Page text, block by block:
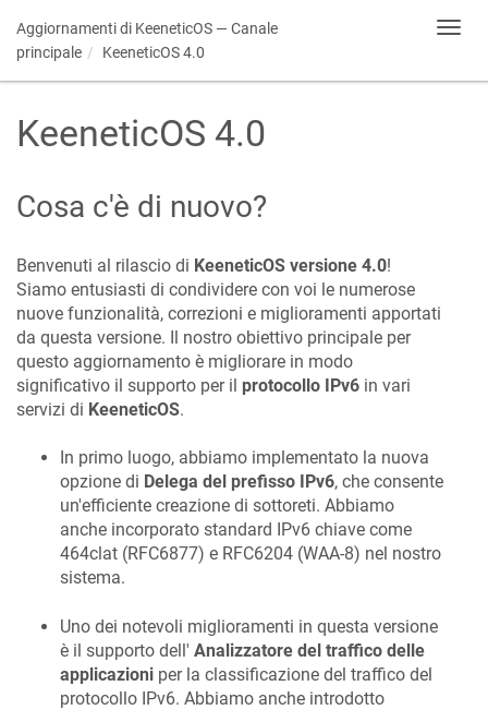
Aggiornamenti di KeeneticOS — Canale
principale
KeeneticOS4.0
KeeneticOS 4.0
Cosa c'è di nuovo?
Benvenuti al rilascio di KeeneticOS versione 4.0!
Siamo entusiasti di condividere con voi le numerose
nuove funzionalità, correzioni e miglioramenti apportati
da questa versione. Il nostro obiettivo principale per
questo aggiornamento è migliorare in modo
significativo il supporto per il protocollo IPv6 in vari
servizi di KeeneticOS.
In primo luogo, abbiamo implementato la nuova
opzione di Delega del prefisso IPv6, che consente
un'efficiente creazione di sottoreti. Abbiamo
anche incorporato standard IPv6 chiave come
464clat (RFC6877) e RFC6204 (WAA-8) nel nostro
sistema.
Uno dei notevoli miglioramenti in questa versione
è il supporto dell' Analizzatore del traffico delle
applicazioni per la classificazione del traffico del
protocollo IPv6. Abbiamo anche introdotto